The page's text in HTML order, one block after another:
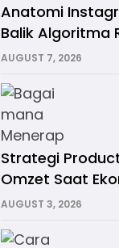
AUGUST 7, 2026
Anatomi
Balik Algoritma
Story
AUGUST 3, 2026
Strategi
Omzet Saat
Banting Harga